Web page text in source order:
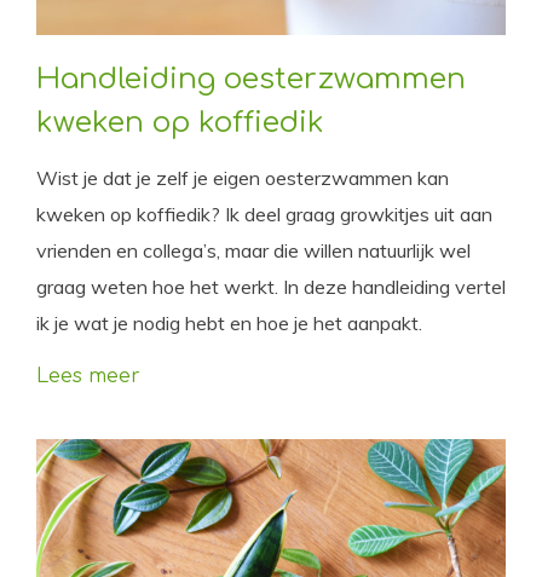
Handleiding oesterzwammen
kweken op koffiedik
Wist je dat je zelf je eigen oesterzwammen kan
kweken op koffiedik? Ik deel graag growkitjes uit aan
vrienden en collega’s, maar die willen natuurlijk wel
graag weten hoe het werkt. In deze handleiding vertel
ik je wat je nodig hebt en hoe je het aanpakt.
Lees meer